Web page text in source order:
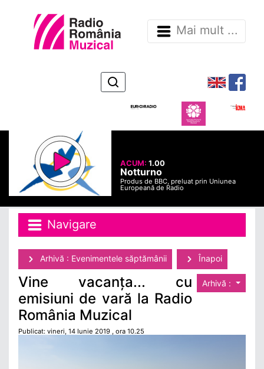
Mai mult ...
ACUM:1.00
Notturno
Produs de BBC, preluat prin Uniunea
Europeană de Radio
Navigare
Arhivă : Evenimentele săptămânii Înapoi
Arhivă :
Vine vacanța... cu
emisiuni de vară la Radio
România Muzical
Publicat: vineri, 14 Iunie 2019 , ora 10.25